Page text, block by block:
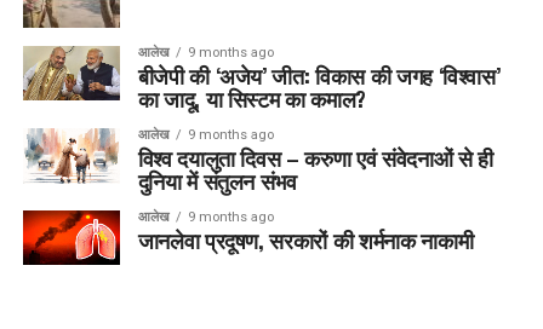
आलेख 9 months ago
बीजेपी की ‘अजेय’ जीत: विकास की जगह ‘विश्वास’
का जादू, या सिस्टम का कमाल?
आलेख 9 months ago
विश्व दयालुता दिवस – करुणा एवं संवेदनाओं से ही
दुनिया में संतुलन संभव
आलेख 9 months ago
जानलेवा प्रदूषण, सरकारों की शर्मनाक नाकामी